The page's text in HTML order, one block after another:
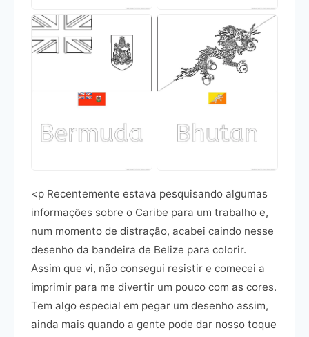
<p Recentemente estava pesquisando algumas
informações sobre o Caribe para um trabalho e,
num momento de distração, acabei caindo nesse
desenho da bandeira de Belize para colorir.
Assim que vi, não consegui resistir e comecei a
imprimir para me divertir um pouco com as cores.
Tem algo especial em pegar um desenho assim,
ainda mais quando a gente pode dar nosso toque